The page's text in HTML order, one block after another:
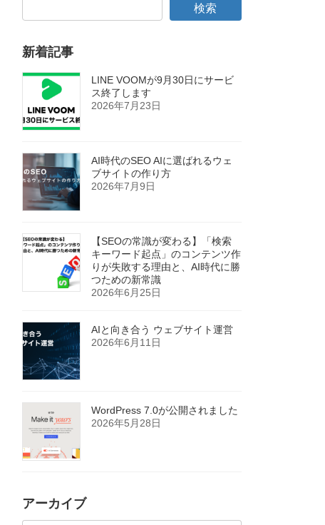
検索
新着記事
LINE VOOMが9月30日にサービ
ス終了します
2026年7月23日
AI時代のSEO AIに選ばれるウェ
ブサイトの作り方
2026年7月9日
【SEOの常識が変わる】「検索
キーワード起点」のコンテンツ作
りが失敗する理由と、AI時代に勝
つための新常識
2026年6月25日
AIと向き合う ウェブサイト運営
2026年6月11日
WordPress 7.0が公開されました
2026年5月28日
アーカイブ